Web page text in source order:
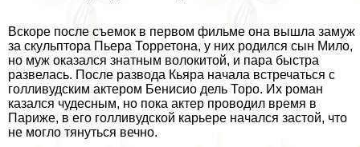
Вскоре после съемок в первом фильме она вышла замуж
за скульптора Пьера Торретона, у них родился сын Мило,
но муж оказался знатным волокитой, и пара быстра
развелась. После развода Кьяра начала встречаться с
голливудским актером Бенисио дель Торо. Их роман
казался чудесным, но пока актер проводил время в
Париже, в его голливудской карьере начался застой, что
не могло тянуться вечно.